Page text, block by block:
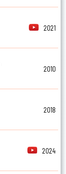
2021
2010
2018
2024